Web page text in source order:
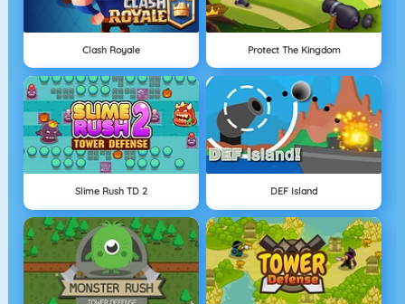
Clash Royale Protect The Kingdom
Slime Rush TD 2 DEF Island